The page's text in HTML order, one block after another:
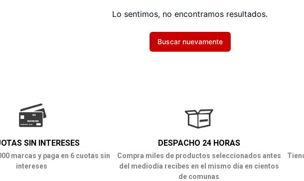
Lo sentimos, no encontramos resultados.
Buscar nuevamente
SIN INTERESES
marcas y paga en 6 cuotas sin
intereses
DESPACHO 24 HORAS
Compra miles de productos seleccionados antes
del mediodía recibes en el mismo día en cientos
de comunas